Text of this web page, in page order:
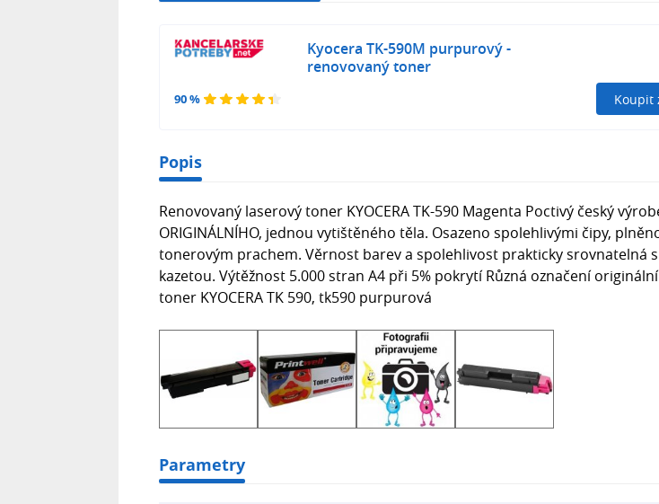
90 %
Kyocera TK-590M purpurový -
renovovaný toner
Koupit
Popis
Renovovaný laserový toner KYOCERA TK-590 Magenta Poctivý český
ORIGINÁLNÍHO, jednou vytištěného těla. Osazeno spolehlivými čipy,
tonerovým prachem. Věrnost barev a spolehlivost prakticky srovnatelná
kazetou. Výtěžnost 5.000 stran A4 při 5% pokrytí Různá označení
toner KYOCERA TK 590, tk590 purpurová
Parametry